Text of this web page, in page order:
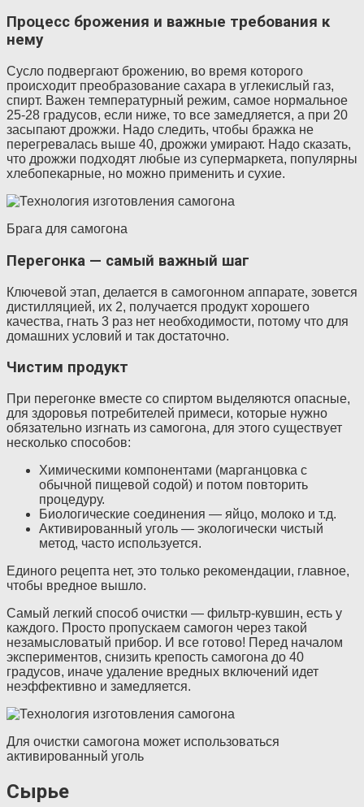
Процесс брожения и важные требования к
нему
Сусло подвергают брожению, во время которого
происходит преобразование сахара в углекислый газ,
спирт. Важен температурный режим, самое нормальное
25-28 градусов, если ниже, то все замедляется, а при 20
засыпают дрожжи. Надо следить, чтобы бражка не
перегревалась выше 40, дрожжи умирают. Надо сказать,
что дрожжи подходят любые из супермаркета, популярны
хлебопекарные, но можно применить и сухие.
Брага для самогона
Перегонка — самый важный шаг
Ключевой этап, делается в самогонном аппарате, зовется
дистилляцией, их 2, получается продукт хорошего
качества, гнать 3 раз нет необходимости, потому что для
домашних условий и так достаточно.
Чистим продукт
При перегонке вместе со спиртом выделяются опасные,
для здоровья потребителей примеси, которые нужно
обязательно изгнать из самогона, для этого существует
несколько способов:
Химическими компонентами (марганцовка с
обычной пищевой содой) и потом повторить
процедуру.
Биологические соединения — яйцо, молоко и т.д.
Активированный уголь — экологически чистый
метод, часто используется.
Единого рецепта нет, это только рекомендации, главное,
чтобы вредное вышло.
Самый легкий способ очистки — фильтр-кувшин, есть у
каждого. Просто пропускаем самогон через такой
незамысловатый прибор. И все готово! Перед началом
экспериментов, снизить крепость самогона до 40
градусов, иначе удаление вредных включений идет
неэффективно и замедляется.
Для очистки самогона может использоваться
активированный уголь
Сырье